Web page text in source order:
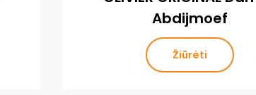
Abdijmoef
Žiūrėti